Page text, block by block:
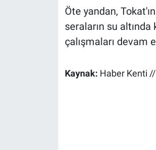
Öte yandan, Tokat'ın
seraların su
çalışmaları devam
Kaynak: Haber Kenti